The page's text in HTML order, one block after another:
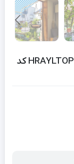
ظرف آویز آب و غذا پرندگان برند HRAYLTOP کد